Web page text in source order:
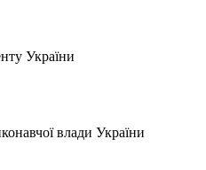
України
влади України